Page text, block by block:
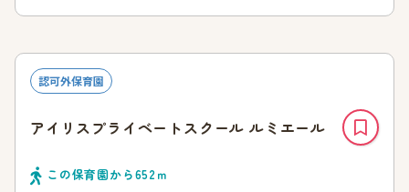
認可外保育園
アイリスプライベートスクール ルミエール
この保育園から652ｍ